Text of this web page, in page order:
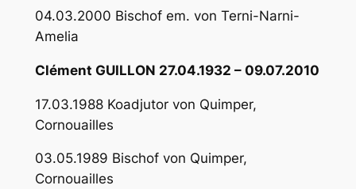
04.03.2000 Bischof em. von Terni-Narni-
Amelia
Clément GUILLON 27.04.1932 – 09.07.2010
17.03.1988 Koadjutor von Quimper,
Cornouailles
03.05.1989 Bischof von Quimper,
Cornouailles